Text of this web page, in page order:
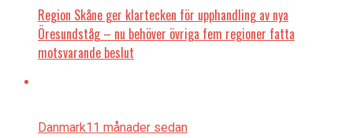
Region Skåne ger klartecken för upphandling av nya
Öresundståg – nu behöver övriga fem regioner fatta
motsvarande beslut
Danmark11 månader sedan